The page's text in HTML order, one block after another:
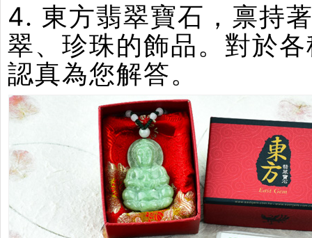
4. 東方翡翠寶石，禀持
翠、珍珠的飾品。對於
認真為您解答。